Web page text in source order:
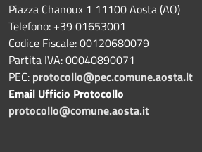
Piazza Chanoux 1 11100 Aosta (AO)
Telefono: +39 01653001
Codice Fiscale: 00120680079
Partita IVA: 00040890071
PEC: protocollo@pec.comune.aosta.it
Email Ufficio Protocollo
protocollo@comune.aosta.it